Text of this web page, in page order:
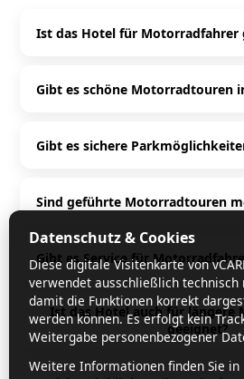
Ist das Hotel für Motorradfahrer
ausgerichtet und bietet
Gibt es schöne Motorradtouren
zahlreiche kurvenreiche
Gibt es sichere
Stellplätze oder spezielle
Sind geführte Motorradtouren
In vielen Fällen ja. Häufig
angeboten oder detaillierte
vom Gastgeber
Gibt es Service für
Ja, viele Häuser bieten
Waschmöglichkeiten,
Rückholservice im
Ist das Hotel auch für längere
geeignet?
Ja, durch die Lage in Berlin
Datenschutz & Cookies
Diese digitale Visitenkarte von
verwendet ausschließlich technisch
damit die Funktionen korrekt
werden können. Es erfolgt kein
Weitergabe personenbezogener
Weitere Informationen finden Sie in